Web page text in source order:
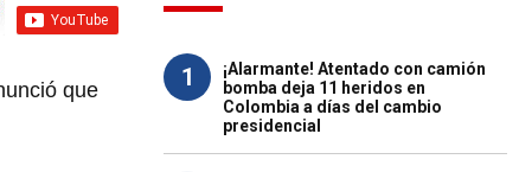
que
1
¡Alarmante! Atentado con camión
bomba deja 11 heridos en
Colombia a días del cambio
presidencial